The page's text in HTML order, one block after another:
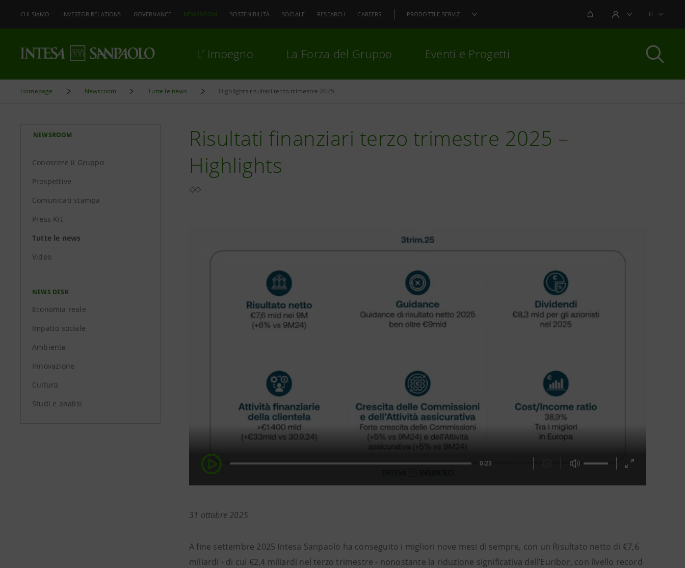
CHI SIAMO INVESTOR RELATIONS GOVERNANCE NEWSROOM SOSTENIBILITÀ SOCIALE RESEARCH CAREERS PRODOTTI E SERVIZI NOTIFICHEAREA UTENTEIT
L’ Impegno La Forza del Gruppo Eventi e Progetti
Homepage Newsroom Tutte le news Highlights risultati terzo trimestre 2025
NEWSROOM
Conoscere il Gruppo
Prospettive
Comunicati stampa
Press Kit
Tutte le news
Video
NEWS DESK
Economia reale
Impatto sociale
Ambiente
Innovazione
Cultura
Studi e analisi
Risultati finanziari terzo trimestre 2025 –
Highlights
31 ottobre 2025
A fine settembre 2025 Intesa Sanpaolo ha conseguito i migliori nove mesi di sempre, con un Risultato netto di €7,6
miliardi - di cui €2,4 miliardi nel terzo trimestre - nonostante la riduzione significativa dell’Euribor, con livello record